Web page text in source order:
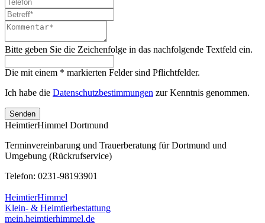
Bitte geben Sie die Zeichenfolge in das nachfolgende Textfeld ein.
Die mit einem * markierten Felder sind Pflichtfelder.
Ich habe die Datenschutzbestimmungen zur Kenntnis genommen.
Senden
HeimtierHimmel Dortmund
Terminvereinbarung und Trauerberatung für Dortmund und
Umgebung (Rückrufservice)
Telefon: 0231-98193901
HeimtierHimmel
Klein- & Heimtierbestattung
mein.heimtierhimmel.de